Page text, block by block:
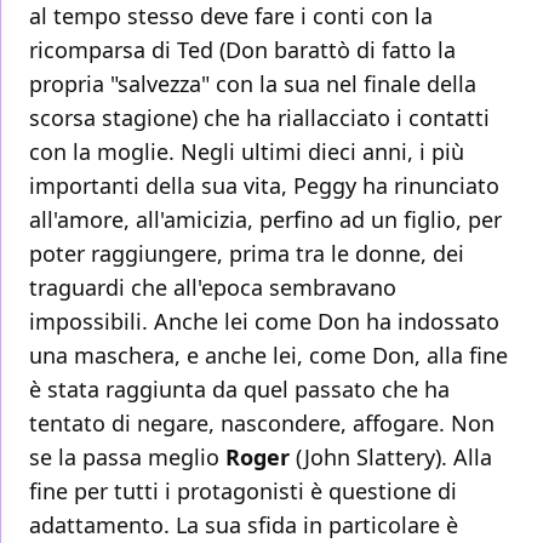
al tempo stesso deve fare i conti con la
ricomparsa di Ted (Don barattò di fatto la
propria "salvezza" con la sua nel finale della
scorsa stagione) che ha riallacciato i contatti
con la moglie. Negli ultimi dieci anni, i più
importanti della sua vita, Peggy ha rinunciato
all'amore, all'amicizia, perfino ad un figlio, per
poter raggiungere, prima tra le donne, dei
traguardi che all'epoca sembravano
impossibili. Anche lei come Don ha indossato
una maschera, e anche lei, come Don, alla fine
è stata raggiunta da quel passato che ha
tentato di negare, nascondere, affogare. Non
se la passa meglio Roger (John Slattery). Alla
fine per tutti i protagonisti è questione di
adattamento. La sua sfida in particolare è